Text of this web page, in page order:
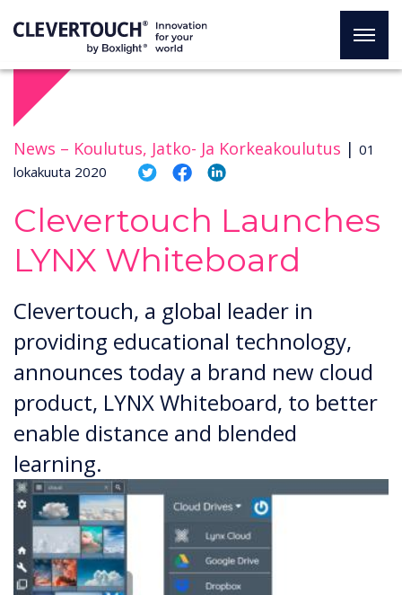
News – Koulutus, Jatko- Ja Korkeakoulutus | 01
lokakuuta 2020
Clevertouch Launches
LYNX Whiteboard
Clevertouch, a global leader in
providing educational technology,
announces today a brand new cloud
product, LYNX Whiteboard, to better
enable distance and blended
learning.